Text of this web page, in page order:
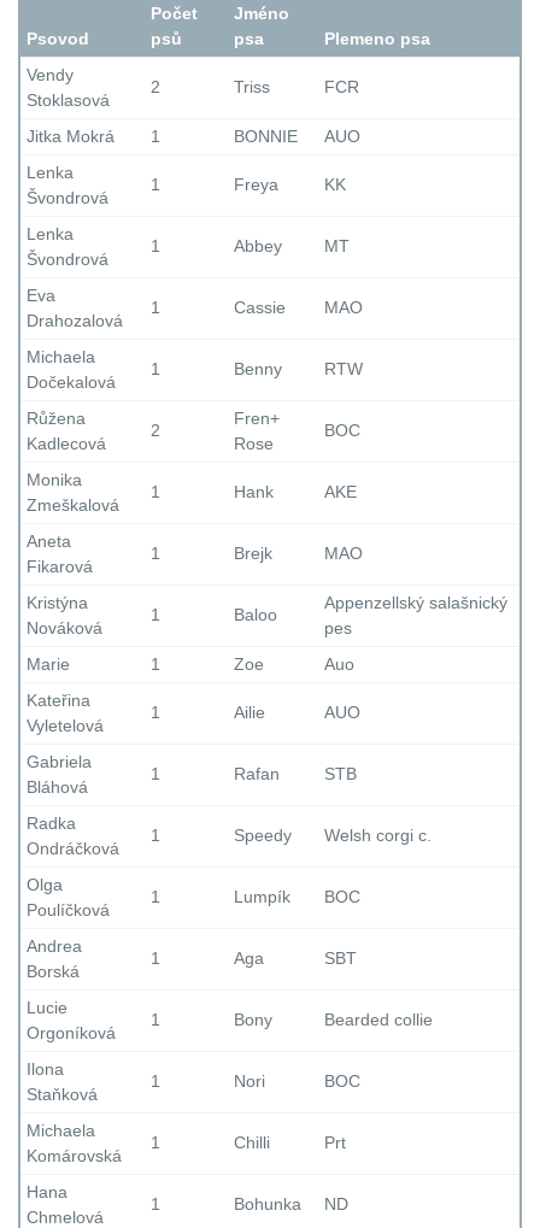
Psovod
Počet
psů
Jméno
psa
Plemeno psa
Vendy
Stoklasová
2 Triss FCR
Jitka Mokrá 1 BONNIE
AUO
Lenka
Švondrová
1 Freya KK
Lenka
Švondrová
1 Abbey MT
Eva
Drahozalová
1 Cassie MAO
Michaela
Dočekalová
1 Benny RTW
Růžena
Kadlecová
2
Fren+
Rose
BOC
Monika
Zmeškalová
1 Hank AKE
Aneta
Fikarová
1 Brejk MAO
Kristýna
Nováková
1 Baloo
Appenzellský salašnický
pes
Marie
1 Zoe
Auo
Kateřina
Vyletelová
1 Ailie AUO
Gabriela
Bláhová
1 Rafan STB
Radka
Ondráčková
1 Speedy Welsh corgi c.
Olga
Poulíčková
1 Lumpík BOC
Andrea
Borská
1 Aga SBT
Lucie
Orgoníková
1 Bony Bearded collie
Ilona
Staňková
1 Nori BOC
Michaela
Komárovská
1 Chilli Prt
Hana
Chmelová
1 Bohunka ND